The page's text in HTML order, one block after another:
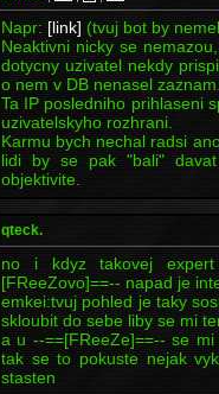
Napr: [link] (tvuj bot by
Neaktivni nicky se
dotycny uzivatel nekdy
o nem v DB nenasel
Ta IP posledniho prihlaseni
uzivatelskyho rozhrani.
Karmu bych nechal radsi
lidi by se pak "bali"
objektivite.
qteck.
no i kdyz takovej
[FReeZovo]==-- napad je
emkei:tvuj pohled je taky
skloubit do sebe liby se mi
a u --==[FReeZe]==-- se
tak se to pokuste nejak
stasten